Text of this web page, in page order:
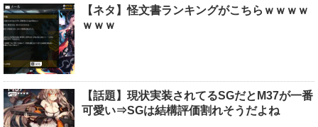
【ネタ】怪文書ランキングがこちらｗｗｗｗ
ｗｗｗ
【話題】現状実装されてるSGだとM37が一番
可愛い⇒SGは結構評価割れそうだよね